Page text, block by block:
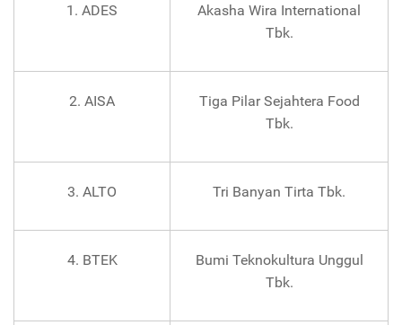
1. ADES
Akasha Wira International
Tbk.
2. AISA
Tiga Pilar Sejahtera Food
Tbk.
3. ALTO Tri Banyan Tirta Tbk.
4. BTEK
Bumi Teknokultura Unggul
Tbk.